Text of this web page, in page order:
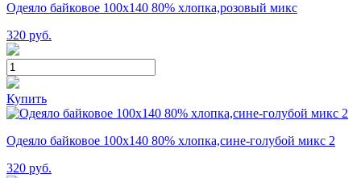
Одеяло байковое 100х140 80% хлопка,розовый микс
320 руб.
Купить
Одеяло байковое 100х140 80% хлопка,сине-голубой микс 2
320 руб.